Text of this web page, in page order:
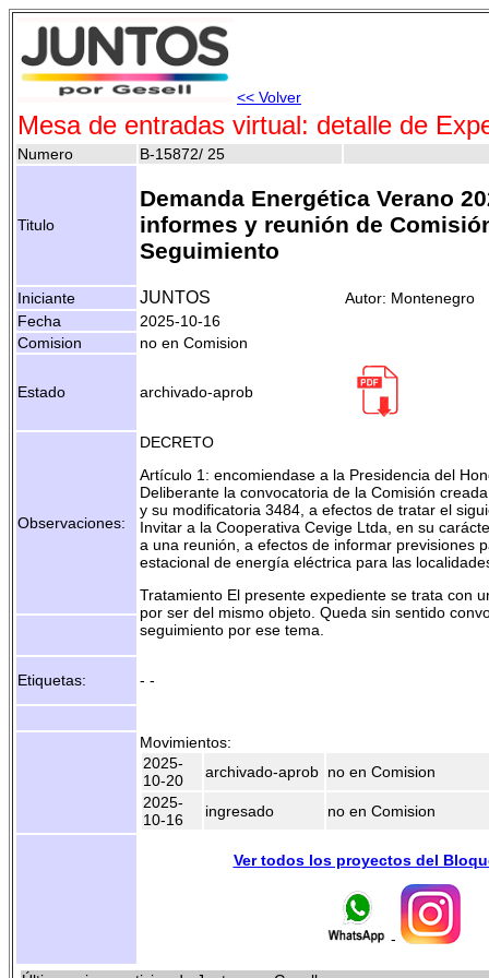
<< Volver
Mesa de entradas virtual: detalle de
Numero B-15872/ 25
Titulo
Demanda Energética Verano
informes y reunión de
Seguimiento
Iniciante JUNTOS
Autor: Montenegro
Fecha
2025-10-16
Comision
no en Comision
Estado archivado-aprob
Observaciones:
DECRETO
Artículo 1: encomiendase a la Presidencia del
Deliberante la convocatoria de la Comisión
y su modificatoria 3484, a efectos de tratar el
Invitar a la Cooperativa Cevige Ltda, en su
a una reunión, a efectos de informar previsiones
estacional de energía eléctrica para las
Tratamiento El presente expediente se trata con
por ser del mismo objeto. Queda sin sentido
seguimiento por ese tema.
Etiquetas: - -
Movimientos:
2025-
10-20
archivado-aprob no en Comision
2025-
10-16
ingresado no en Comision
Ver todos los proyectos del
-